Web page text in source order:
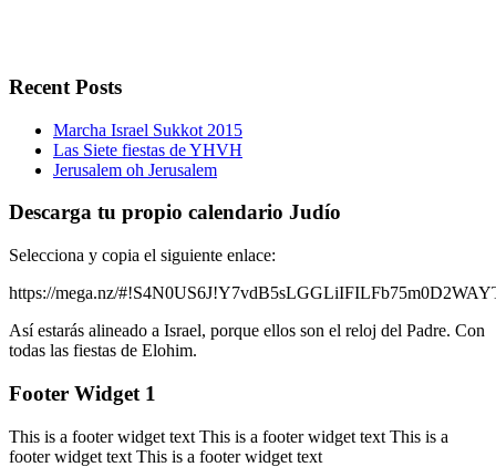
Recent Posts
Marcha Israel Sukkot 2015
Las Siete fiestas de YHVH
Jerusalem oh Jerusalem
Descarga tu propio calendario Judío
Selecciona y copia el siguiente enlace:
https://mega.nz/
Así estarás alineado a Israel, porque ellos son el reloj del Padre. Con
todas las fiestas de Elohim.
Footer Widget 1
This is a footer widget text This is a footer widget text This is a
footer widget text This is a footer widget text